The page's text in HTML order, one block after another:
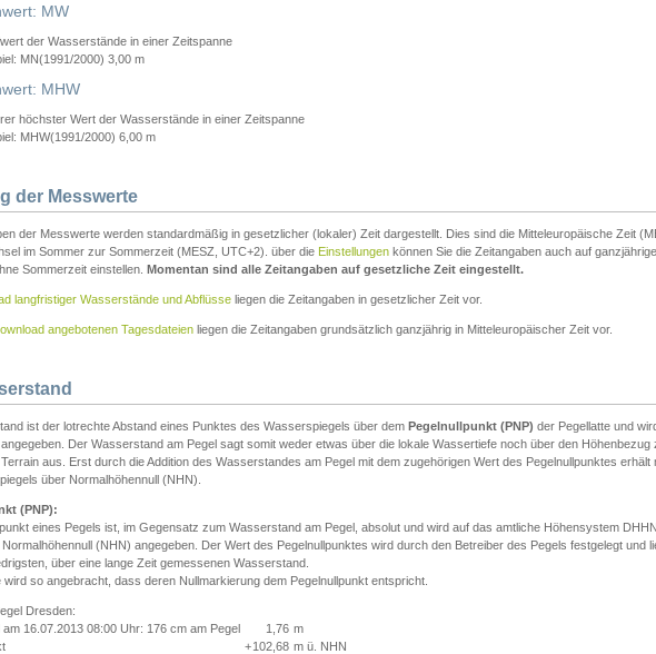
MW
der Wasserstände in einer Zeitspanne
MN(1991/2000) 3,00 m
MHW
höchster Wert der Wasserstände in einer Zeitspanne
MHW(1991/2000) 6,00 m
der Messwerte
der Messwerte werden standardmäßig in gesetzlicher (lokaler) Zeit dargestellt. Dies sind die Mitteleuropäische Zeit
im Sommer zur Sommerzeit (MESZ, UTC+2). über die Einstellungen können Sie die Zeitangaben auch auf
Sommerzeit einstellen. Momentan sind alle Zeitangaben auf gesetzliche Zeit eingestellt.
langfristiger Wasserstände und Abflüsse liegen die Zeitangaben in gesetzlicher Zeit vor.
angebotenen Tagesdateien liegen die Zeitangaben grundsätzlich ganzjährig in Mitteleuropäischer Zeit vor.
ist der lotrechte Abstand eines Punktes des Wasserspiegels über dem Pegelnullpunkt (PNP) der Pegellatte und
Der Wasserstand am Pegel sagt somit weder etwas über die lokale Wassertiefe noch über den Höhenbezug
aus. Erst durch die Addition des Wasserstandes am Pegel mit dem zugehörigen Wert des Pegelnullpunktes erhält
über Normalhöhennull (NHN).
(PNP):
eines Pegels ist, im Gegensatz zum Wasserstand am Pegel, absolut und wird auf das amtliche Höhensystem
(NHN) angegeben. Der Wert des Pegelnullpunktes wird durch den Betreiber des Pegels festgelegt und
über eine lange Zeit gemessenen Wasserstand.
wird so angebracht, dass deren Nullmarkierung dem Pegelnullpunkt entspricht.
Dresden:
16.07.2013 08:00 Uhr: 176 cm am Pegel
1,76 m
+102,68 m ü. NHN